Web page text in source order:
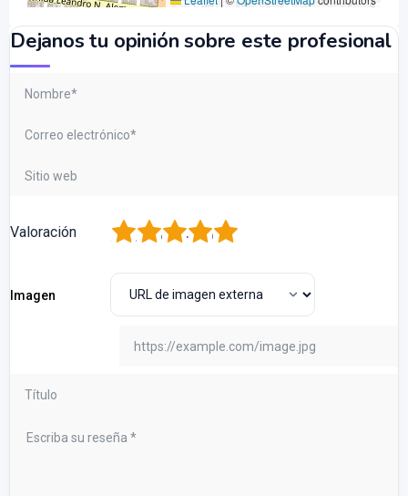
Dejanos tu opinión sobre este profesional
Valoración 5
4
3
2
Imagen